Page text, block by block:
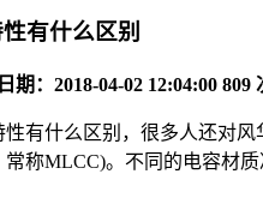
有什么区别
期：2018-04-02 12:04:00 809
什么区别，很多人还对风
称MLCC)。不同的电容材